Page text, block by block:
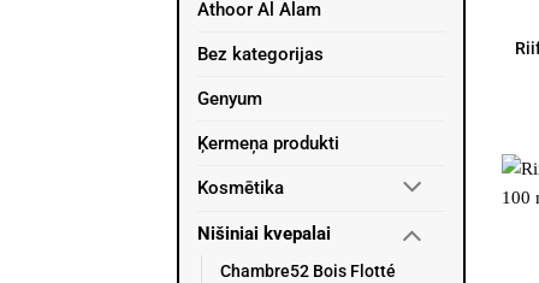
Athoor Al Alam
Bez kategorijas
Genyum
Ķermeņa produkti
Kosmētika
Nišiniai kvepalai
Chambre52 Bois Flotté